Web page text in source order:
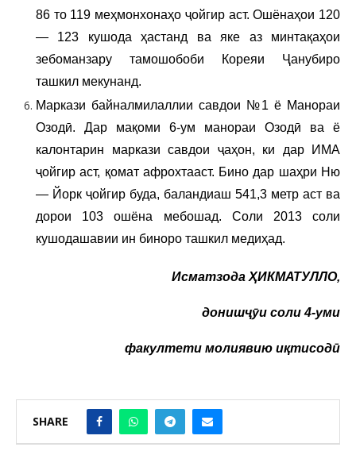
86 то 119 меҳмонхонаҳо ҷойгир аст. Ошёнаҳои 120
— 123 кушода ҳастанд ва яке аз минтақаҳои
зебоманзару тамошобоби Кореяи Ҷанубиро
ташкил мекунанд.
Маркази байналмилаллии савдои №1 ё Манораи
Озодӣ. Дар мақоми 6-ум манораи Озодӣ ва ё
калонтарин маркази савдои ҷаҳон, ки дар ИМА
ҷойгир аст, қомат афрохтааст. Бино дар шаҳри Ню
— Йорк ҷойгир буда, баландиаш 541,3 метр аст ва
дорои 103 ошёна мебошад. Соли 2013 соли
кушодашавии ин биноро ташкил медиҳад.
Исматзода ҲИКМАТУЛЛО,
донишҷӯи соли 4-уми
факултети молиявию иқтисодӣ
SHARE